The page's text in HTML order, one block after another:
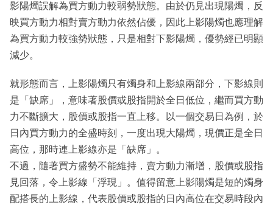
影陽燭誤解為買方動力較弱勢狀態。由於仍見出現陽燭，反
映買方動力相對賣方動力依然佔優，因此上影陽燭也應理解
為買方動力較強勢狀態，只是相對下影陽燭，優勢經已明顯
減少。
就形態而言，上影陽燭只有燭身和上影線兩部分，下影線則
是「缺席」，意味著股價或股指開於全日低位，繼而買方動
力不斷擴大，股價或股指一直上移。以一個交易日為例，於
日內買方動力的全盛時刻，一度出現大陽燭，現價正是全日
高位，那時連上影線亦是「缺席」。
不過，隨著買方盛勢不能維持，賣方動力漸增，股價或股指
見回落，令上影線「浮現」。值得留意上影陽燭是短的燭身
配搭長的上影線，代表股價或股指的日內高位在交易時段內